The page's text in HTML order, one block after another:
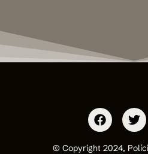
© Copyright 2024,